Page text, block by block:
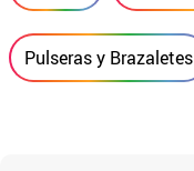
Pulseras y Brazaletes